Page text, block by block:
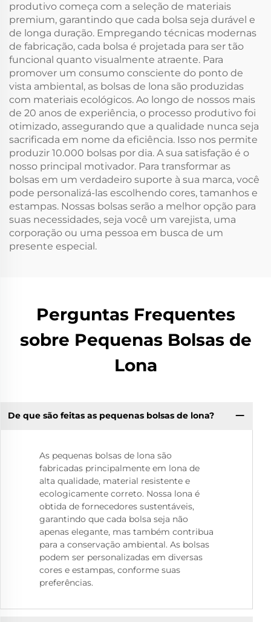
produtivo começa com a seleção de materiais
premium, garantindo que cada bolsa seja durável e
de longa duração. Empregando técnicas modernas
de fabricação, cada bolsa é projetada para ser tão
funcional quanto visualmente atraente. Para
promover um consumo consciente do ponto de
vista ambiental, as bolsas de lona são produzidas
com materiais ecológicos. Ao longo de nossos mais
de 20 anos de experiência, o processo produtivo foi
otimizado, assegurando que a qualidade nunca seja
sacrificada em nome da eficiência. Isso nos permite
produzir 10.000 bolsas por dia. A sua satisfação é o
nosso principal motivador. Para transformar as
bolsas em um verdadeiro suporte à sua marca, você
pode personalizá-las escolhendo cores, tamanhos e
estampas. Nossas bolsas serão a melhor opção para
suas necessidades, seja você um varejista, uma
corporação ou uma pessoa em busca de um
presente especial.
Perguntas Frequentes
sobre Pequenas Bolsas de
Lona
De que são feitas as pequenas bolsas de lona?
As pequenas bolsas de lona são
fabricadas principalmente em lona de
alta qualidade, material resistente e
ecologicamente correto. Nossa lona é
obtida de fornecedores sustentáveis,
garantindo que cada bolsa seja não
apenas elegante, mas também contribua
para a conservação ambiental. As bolsas
podem ser personalizadas em diversas
cores e estampas, conforme suas
preferências.